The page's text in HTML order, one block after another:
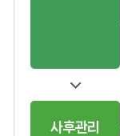
사후관리